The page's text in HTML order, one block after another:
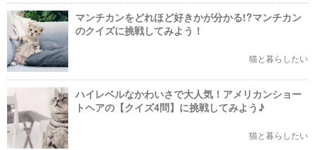
マンチカンをどれほど好きかが分かる!?マンチカン
のクイズに挑戦してみよう！
猫と暮らしたい
ハイレベルなかわいさで大人気！アメリカンショー
トヘアの【クイズ4問】に挑戦してみよう♪
猫と暮らしたい